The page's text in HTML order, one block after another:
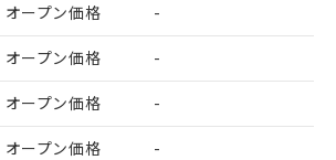
準端子形, AgSnIn接点, UL/CSA規格取得,
オープン価格 -
準端子形, AgSnIn接点, UL/CSA規格取得,
オープン価格 -
準端子形, AgSnIn接点, UL/CSA規格取得,
オープン価格 -
準端子形, AgSnIn接点, UL/CSA規格取得,
オープン価格 -